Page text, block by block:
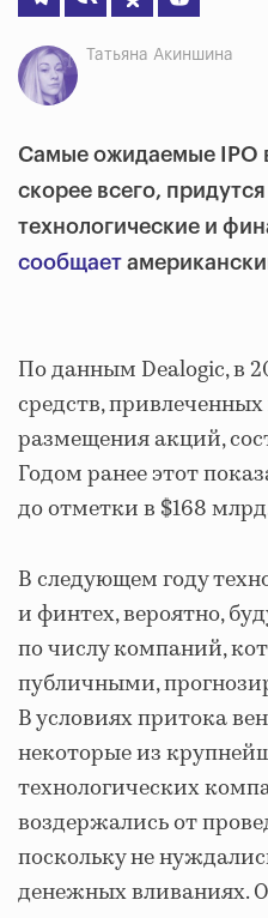
Татьяна Акиншина
Самые ожидаемые IPO
скорее всего,
технологические и
сообщает
По данным Dealogic, в
средств,
размещения акций,
Годом ранее этот
до отметки в $168
В следующем году
и финтех, вероятно,
по числу компаний,
публичными,
В условиях притока
некоторые из
технологических
воздержались от
поскольку не
денежных вливаниях.